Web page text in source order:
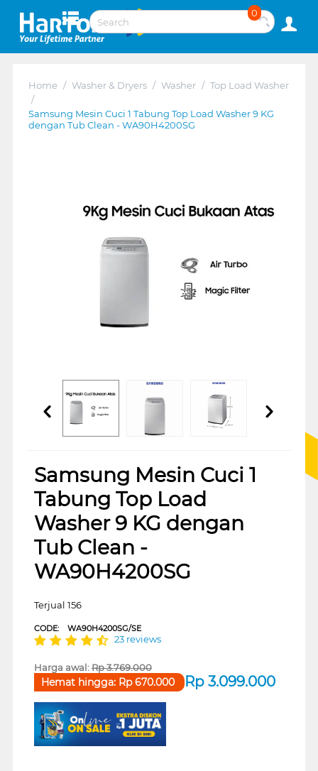
0
Home / Washer & Dryers / Washer / Top Load Washer
/
Samsung Mesin Cuci 1 Tabung Top Load Washer 9 KG
dengan Tub Clean - WA90H4200SG
Samsung Mesin Cuci 1
Tabung Top Load
Washer 9 KG dengan
Tub Clean -
WA90H4200SG
Terjual 156
CODE: WA90H4200SG/SE
23 reviews
Harga awal:Rp3.769.000
Rp 3.099.000
Hemat hingga: Rp670.000